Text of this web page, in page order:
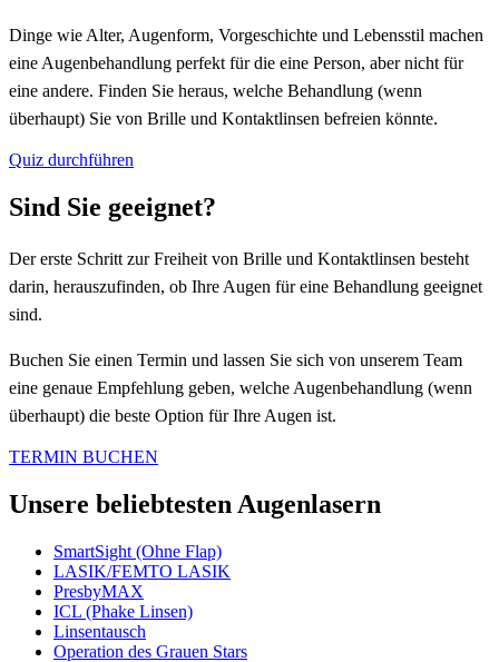
Dinge wie Alter, Augenform, Vorgeschichte und Lebensstil machen
eine Augenbehandlung perfekt für die eine Person, aber nicht für
eine andere. Finden Sie heraus, welche Behandlung (wenn
überhaupt) Sie von Brille und Kontaktlinsen befreien könnte.
Quiz durchführen
Sind Sie geeignet?
Der erste Schritt zur Freiheit von Brille und Kontaktlinsen besteht
darin, herauszufinden, ob Ihre Augen für eine Behandlung geeignet
sind.
Buchen Sie einen Termin und lassen Sie sich von unserem Team
eine genaue Empfehlung geben, welche Augenbehandlung (wenn
überhaupt) die beste Option für Ihre Augen ist.
TERMIN BUCHEN
Unsere beliebtesten Augenlasern
SmartSight (Ohne Flap)
LASIK/FEMTO LASIK
PresbyMAX
ICL (Phake Linsen)
Linsentausch
Operation des Grauen Stars